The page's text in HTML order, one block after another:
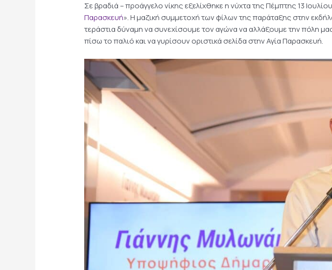
Σε βραδιά – προάγγελο νίκης εξελίχθηκε η νύχτα της Πέμπτης 13
Παρασκευή». Η μαζική συμμετοχή των φίλων της παράταξης στην
τεράστια δύναμη να συνεχίσουμε τον αγώνα να αλλάξουμε την πόλη
πίσω το παλιό και να γυρίσουν οριστικά σελίδα στην Αγία Παρασκευή.